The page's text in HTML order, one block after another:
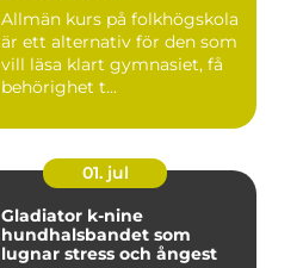
Allmän kurs på folkhögskola
är ett alternativ för den som
vill läsa klart gymnasiet, få
behörighet t...
01. jul
Gladiator k-nine
hundhalsbandet som
lugnar stress och ångest